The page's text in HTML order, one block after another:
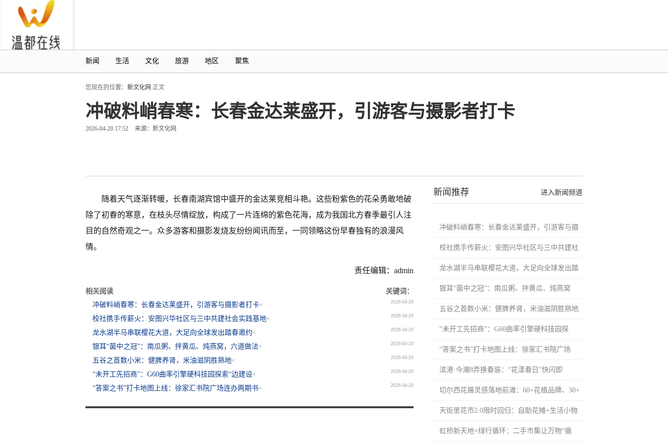
新闻 生活 文化 旅游 地区 聚焦
您现在的位置： 新文化网 正文
冲破料峭春寒：长春金达莱盛开，引游客与摄影者打卡
2026-04-20 17:52 来源：新文化网
随着天气逐渐转暖，长春南湖宾馆中盛开的金达莱竞相斗艳。这些粉紫色的花朵勇敢地破
除了初春的寒意，在枝头尽情绽放，构成了一片连绵的紫色花海，成为我国北方春季最引人注
目的自然奇观之一。众多游客和摄影发烧友纷纷闻讯而至，一同领略这份早春独有的浪漫风
情。
责任编辑：admin
相关阅读
关键词：
冲破料峭春寒：长春金达莱盛开，引游客与摄影者打卡< 2026-04-20
校社携手传薪火：安图兴华社区与三中共建社会实践基地< 2026-04-20
龙水湖半马串联樱花大道，大足向全球发出踏春邀约< 2026-04-20
银耳“菌中之冠”：南瓜粥、拌黄瓜、炖燕窝，六道做法< 2026-04-20
五谷之首数小米：健脾养肾，米油滋阴胜熟地< 2026-04-20
“未开工先招商”：G60曲率引擎硬科技园探索“边建设< 2026-04-20
“答案之书”打卡地图上线：徐家汇书院广场连办两期书< 2026-04-20
进入新闻频道
新闻推荐
冲破料峭春寒：长春金达莱盛开，引游客与摄
校社携手传薪火：安图兴华社区与三中共建社
龙水湖半马串联樱花大道，大足向全球发出踏
银耳“菌中之冠”：南瓜粥、拌黄瓜、炖燕窝
五谷之首数小米：健脾养肾，米油滋阴胜熟地
“未开工先招商”：G60曲率引擎硬科技园探
“答案之书”打卡地图上线：徐家汇书院广场
滨港·今潮8弄换春装：“花漾春日”快闪即
切尔西花展灵感落地前滩：60+花植品牌、30+
天街里花市2.0限时回归：自助花摊+生活小物
虹桥新天地×绿行循环：二手市集让万物“循